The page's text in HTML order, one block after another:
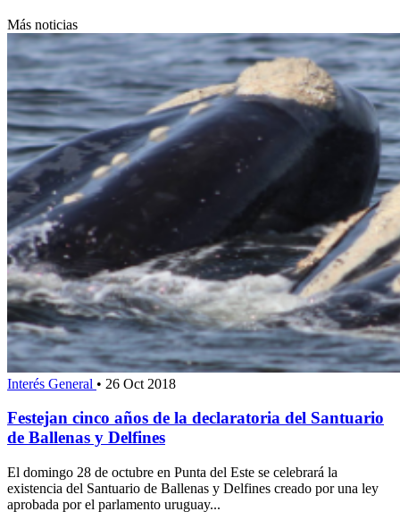
Más noticias
Interés General • 26 Oct 2018
Festejan cinco años de la declaratoria del Santuario
de Ballenas y Delfines
El domingo 28 de octubre en Punta del Este se celebrará la
existencia del Santuario de Ballenas y Delfines creado por una ley
aprobada por el parlamento uruguay...